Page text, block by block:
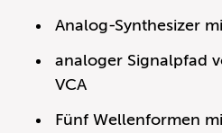
Analog-Synthesizer
analoger Signalpfad
VCA
Fünf Wellenformen